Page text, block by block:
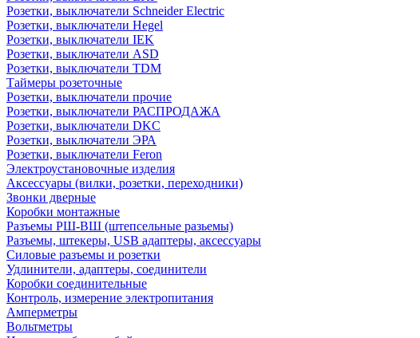
Розетки, выключатели Schneider Electric
Розетки, выключатели Hegel
Розетки, выключатели IEK
Розетки, выключатели ASD
Розетки, выключатели TDM
Таймеры розеточные
Розетки, выключатели прочие
Розетки, выключатели РАСПРОДАЖА
Розетки, выключатели DKC
Розетки, выключатели ЭРА
Розетки, выключатели Feron
Электроустановочные изделия
Аксессуары (вилки, розетки, переходники)
Звонки дверные
Коробки монтажные
Разъемы РШ-ВШ (штепсельные разьемы)
Разъемы, штекеры, USB адаптеры, аксессуары
Силовые разъемы и розетки
Удлинители, адаптеры, соединители
Коробки соединительные
Контроль, измерение электропитания
Амперметры
Вольтметры